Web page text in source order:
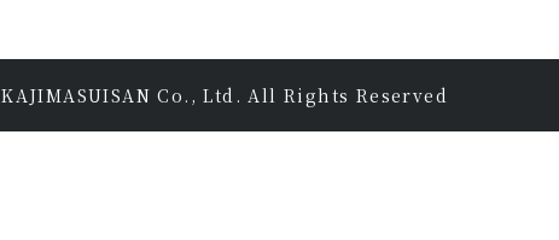
Co., Ltd. All Rights Reserved